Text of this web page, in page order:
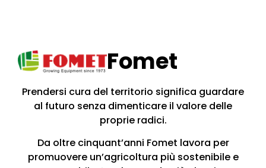
Fomet
Prendersi cura del territorio significa guardare
al futuro senza dimenticare il valore delle
proprie radici.
Da oltre cinquant’anni Fomet lavora per
promuovere un’agricoltura più sostenibile e